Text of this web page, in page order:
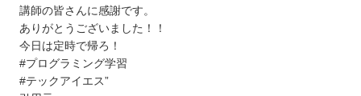
講師の皆さんに感謝です。
ありがとうございました！！
今日は定時で帰ろ！
#プログラミング学習
#テックアイエス”